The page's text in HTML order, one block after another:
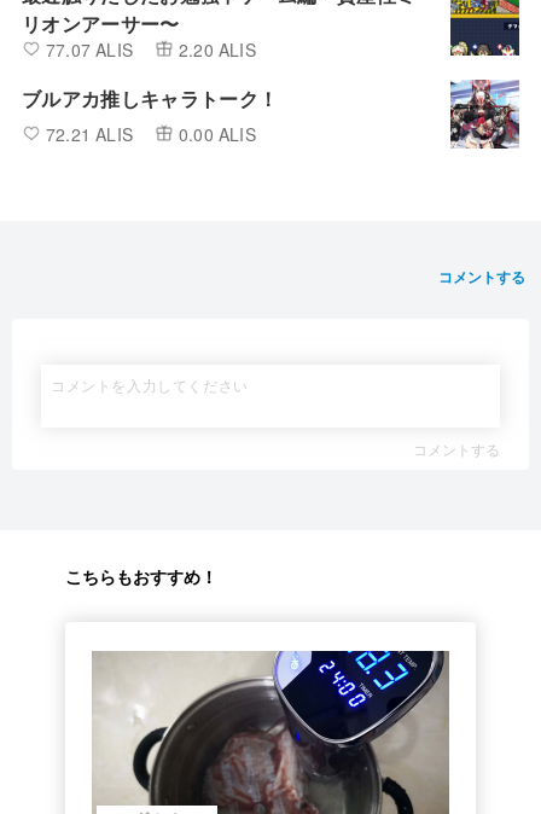
リオンアーサー〜
77.07 ALIS 2.20 ALIS
ブルアカ推しキャラトーク！
72.21 ALIS 0.00 ALIS
コメントする
コメントする
こちらもおすすめ！